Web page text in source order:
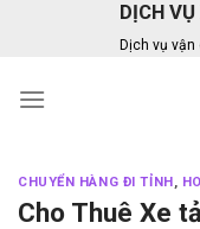
DỊCH
Dịch vụ
CHUYỂN HÀNG ĐI TỈNH ,
Cho Thuê Xe